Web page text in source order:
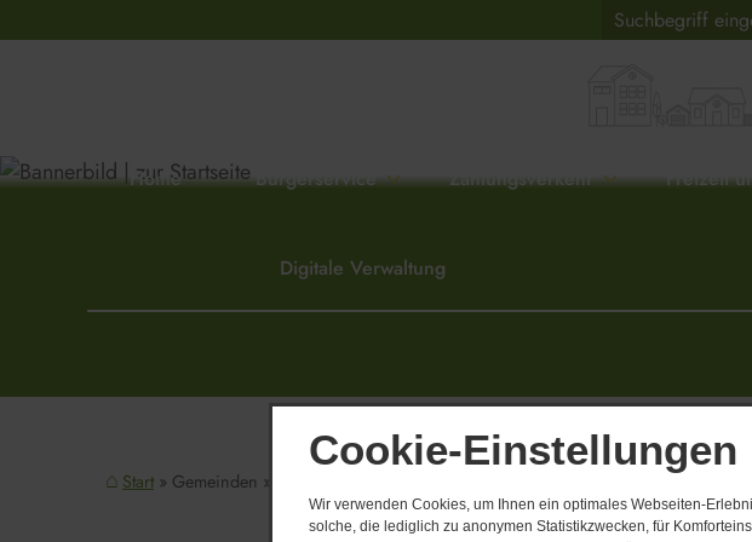
Cookie-Einstellungen
Wir verwenden Cookies, um Ihnen ein optimales Webseiten-
solche, die lediglich zu anonymen Statistikzwecken, für
Home Bürgerservice Zahlungsverkehr Freizeit
Digitale Verwaltung
Start Gemeinden
Derzeit sind keine Einträge